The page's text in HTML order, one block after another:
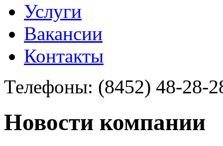
Услуги
Вакансии
Контакты
Телефоны: (8452) 48-28-
Новости компании